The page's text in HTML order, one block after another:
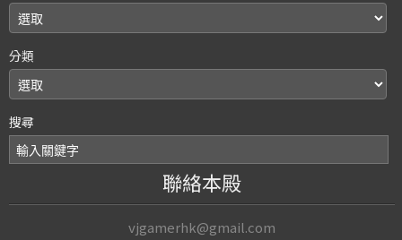
分類
搜尋
聯絡本殿
vjgamerhk@gmail.com